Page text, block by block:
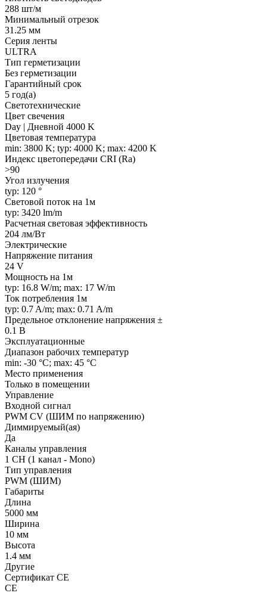
288 шт/м
Минимальный отрезок
31.25 мм
Серия ленты
ULTRA
Тип герметизации
Без герметизации
Гарантийный срок
5 год(а)
Светотехнические
Цвет свечения
Day | Дневной 4000 K
Цветовая температура
min: 3800 K; typ: 4000 K; max: 4200 K
Индекс цветопередачи CRI (Ra)
>90
Угол излучения
typ: 120 °
Световой поток на 1м
typ: 3420 lm/m
Расчетная световая эффективность
204 лм/Вт
Электрические
Напряжение питания
24 V
Мощность на 1м
typ: 16.8 W/m; max: 17 W/m
Ток потребления 1м
typ: 0.7 A/m; max: 0.71 A/m
Предельное отклонение напряжения ±
0.1 В
Эксплуатационные
Диапазон рабочих температур
min: -30 °C; max: 45 °C
Место применения
Только в помещении
Управление
Входной сигнал
PWM СV (ШИМ по напряжению)
Диммируемый(ая)
Да
Каналы управления
1 CH (1 канал - Mono)
Тип управления
PWM (ШИМ)
Габариты
Длина
5000 мм
Ширина
10 мм
Высота
1.4 мм
Другие
Сертификат CE
CE